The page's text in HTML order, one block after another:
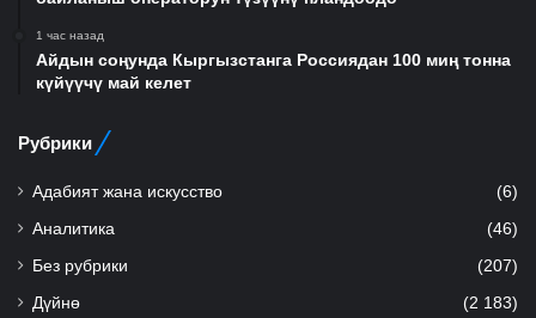
1 час назад
Айдын соңунда Кыргызстанга Россиядан 100 миң тонна
күйүүчү май келет
Рубрики
Адабият жана искусство (6)
Аналитика (46)
Без рубрики (207)
Дүйнө (2 183)